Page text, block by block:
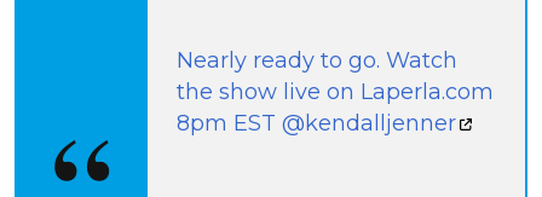
Nearly ready to go. Watch
the show live on Laperla.com
8pm EST @kendalljenner